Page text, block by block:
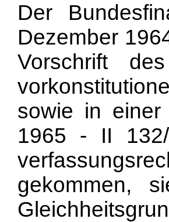
Der
Dezember
Vorschrift
sowie in einer
1965 - II
gekommen,